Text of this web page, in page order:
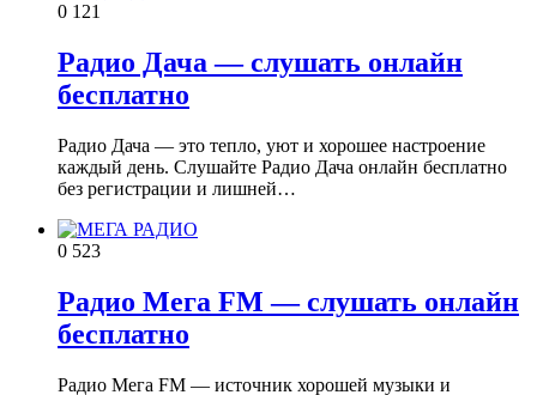
0 121
Радио Дача — слушать онлайн
бесплатно
Радио Дача — это тепло, уют и хорошее настроение
каждый день. Слушайте Радио Дача онлайн бесплатно
без регистрации и лишней…
0 523
Радио Мега FM — слушать онлайн
бесплатно
Радио Мега FM — источник хорошей музыки и